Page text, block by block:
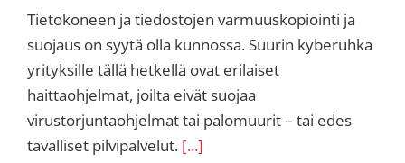
Tietokoneen ja tiedostojen varmuuskopiointi ja
suojaus on syytä olla kunnossa. Suurin kyberuhka
yrityksille tällä hetkellä ovat erilaiset
haittaohjelmat, joilta eivät suojaa
virustorjuntaohjelmat tai palomuurit – tai edes
tavalliset pilvipalvelut. [...]